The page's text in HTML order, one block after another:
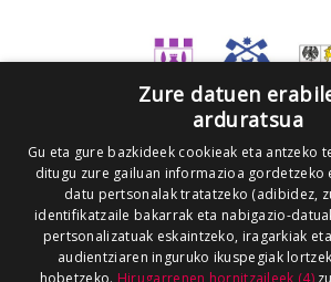
Zure datuen
arduratsua
Gu eta gure bazkideek cookieak eta antzeko
ditugu zure gailuan informazioa gordetzeko
datu pertsonalak tratatzeko (adibidez,
identifikatzaile bakarrak eta nabigazio-
pertsonalizatuak eskaintzeko, iragarkiak
audientziaren inguruko ikuspegiak
hobetzeko. Hirugarrenen hornitzaileek (4)